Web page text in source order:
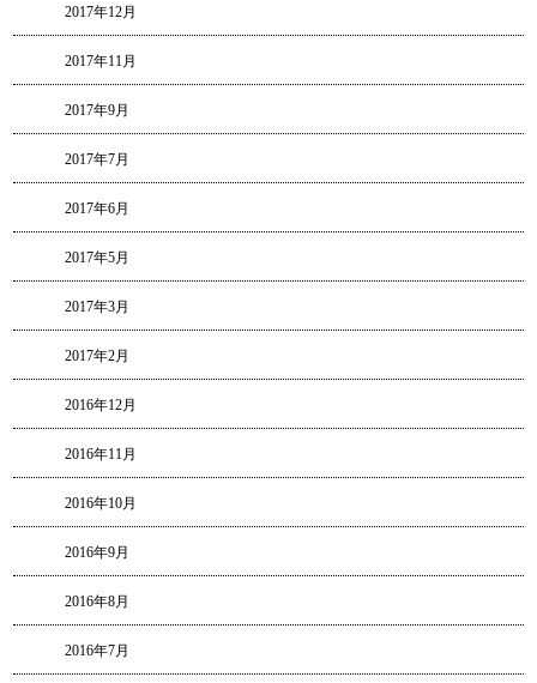
2017年12月
2017年11月
2017年9月
2017年7月
2017年6月
2017年5月
2017年3月
2017年2月
2016年12月
2016年11月
2016年10月
2016年9月
2016年8月
2016年7月